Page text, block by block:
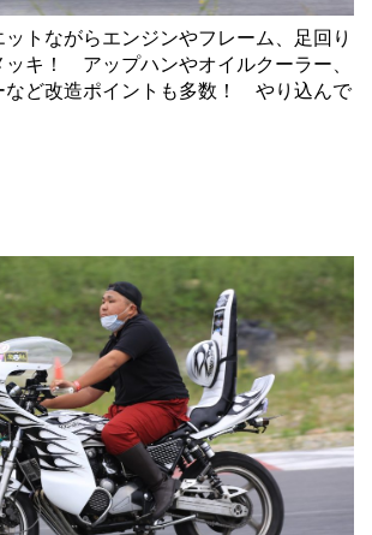
トながらエンジンやフレーム、足回り
キ！ アップハンやオイルクーラー、
など改造ポイントも多数！ やり込んで